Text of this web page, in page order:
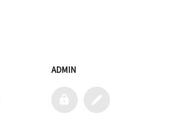
ADMIN
admin
글
쓰